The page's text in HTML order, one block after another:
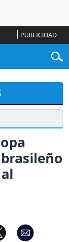
PUBLICIDAD